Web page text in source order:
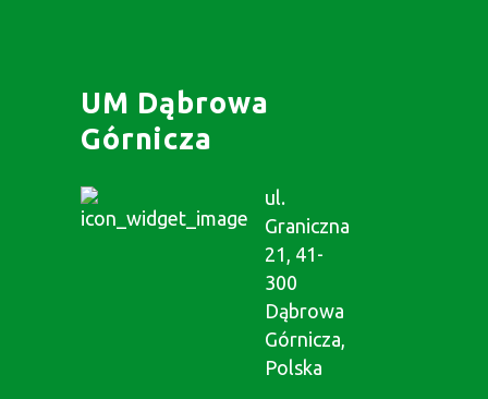
UM Dąbrowa
Górnicza
ul.
Graniczna
21, 41-
300
Dąbrowa
Górnicza,
Polska